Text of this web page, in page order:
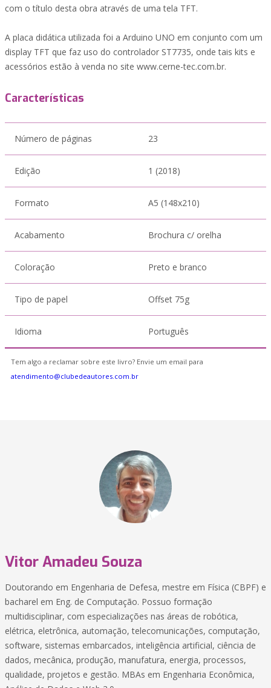
com o título desta obra através de uma tela TFT.
A placa didática utilizada foi a Arduino UNO em conjunto com um
display TFT que faz uso do controlador ST7735, onde tais kits e
acessórios estão à venda no site www.cerne-tec.com.br.
Características
Número de páginas 23
Edição 1 (2018)
Formato A5 (148x210)
Acabamento Brochura c/ orelha
Coloração Preto e branco
Tipo de papel Offset 75g
Idioma Português
Tem algo a reclamar sobre este livro? Envie um email para
atendimento@clubedeautores.com.br
Vitor Amadeu Souza
Doutorando em Engenharia de Defesa, mestre em Física (CBPF) e
bacharel em Eng. de Computação. Possuo formação
multidisciplinar, com especializações nas áreas de robótica,
elétrica, eletrônica, automação, telecomunicações, computação,
software, sistemas embarcados, inteligência artificial, ciência de
dados, mecânica, produção, manufatura, energia, processos,
qualidade, projetos e gestão. MBAs em Engenharia Econômica,